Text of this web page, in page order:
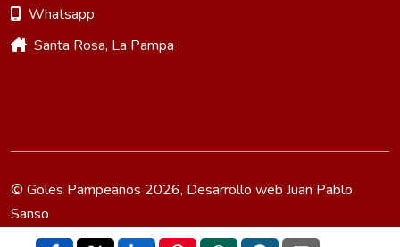
Whatsapp
Santa Rosa, La Pampa
© Goles Pampeanos 2026, Desarrollo web Juan Pablo
Sanso
Política de Privacidad